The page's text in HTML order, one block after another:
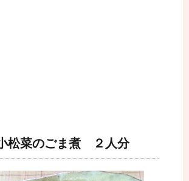
松菜のごま煮 ２人分